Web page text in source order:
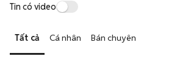
Tin có video
Tất cả Cá nhân Bán chuyên